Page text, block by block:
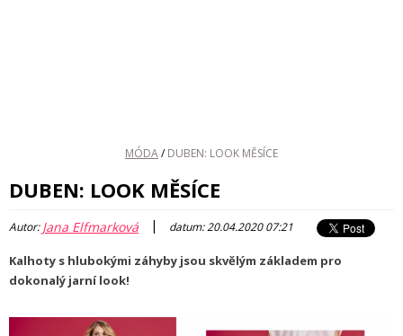
MÓDA/ DUBEN: LOOK MĚSÍCE
DUBEN: LOOK MĚSÍCE
Autor:Jana Elfmarková | datum: 20.04.2020 07:21
Kalhoty s hlubokými záhyby jsou skvělým základem pro
dokonalý jarní look!